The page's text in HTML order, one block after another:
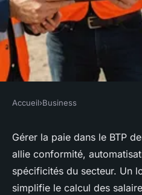
Logiciel paie
moderne pour
Alexandre •30 août 2025•5
Accueil›Business
Gérer la paie dans le BTP
allie conformité,
spécificités du secteur. Un
simplifie le calcul des